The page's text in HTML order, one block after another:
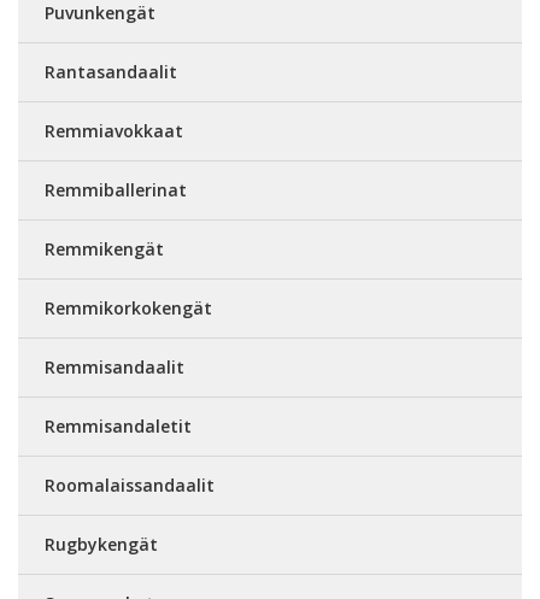
Puvunkengät
Rantasandaalit
Remmiavokkaat
Remmiballerinat
Remmikengät
Remmikorkokengät
Remmisandaalit
Remmisandaletit
Roomalaissandaalit
Rugbykengät